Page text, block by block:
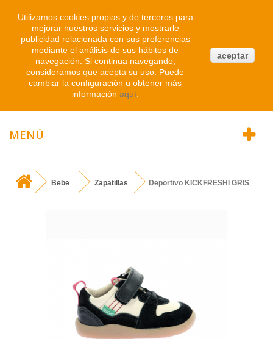
Atendemos WhatsApp
91 214 1542
MENÚ
Bebe Zapatillas Deportivo KICKFRESHI GRIS
Utilizamos cookies propias y de terceros para
mejorar nuestros servicios y mostrarle
publicidad relacionada con sus preferencias
mediante el análisis de sus hábitos de
navegación. Si continua navegando,
consideramos que acepta su uso. Puede
cambiar la configuración u obtener más
información aquí.
aceptar